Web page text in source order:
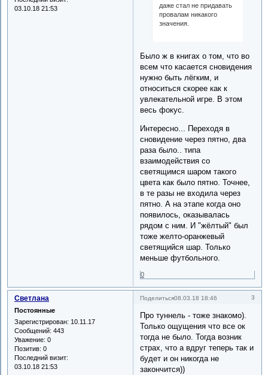
03.10.18 21:53
даже стал не придавать
провалам никакого
значения.
Было ж в книгах о том, что во
всем что касается сновидения
нужно быть лёгким, и
относиться скорее как к
увлекательной игре. В этом
весь фокус.
Интересно... Переходя в
сновидение через пятно, два
раза было.. типа
взаимодействия со
светящимся шаром такого
цвета как было пятно. Точнее,
в те разы не входила через
пятно. А на этапе когда оно
появилось, оказывалась
рядом с ним. И "жёлтый" был
тоже желто-оранжевый
светящийся шар. Только
меньше футбольного.
0
Поделиться 3
08.03.18 18:46
Светлана
Постоянные
Зарегистрирован: 10.11.17
Сообщений: 443
Уважение: 0
Позитив: 0
Последний визит:
03.10.18 21:53
Про туннель - тоже знакомо).
Только ощущения что все ок
тогда не было. Тогда возник
страх, что а вдруг теперь так и
будет и он никогда не
закончится))